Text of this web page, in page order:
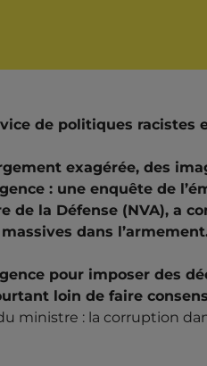
de politiques racistes
exagérée, des
: une enquête de
de la Défense (NVA), a
dans
pour imposer des
loin de faire
ministre : la corruption